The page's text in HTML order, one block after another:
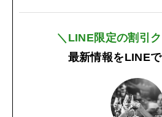
＼LINE限定の割引
最新情報をLINE